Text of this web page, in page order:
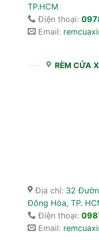
TP.HCM
Điện thoại:
Email:
RÈM CỬA
Địa chỉ: 32
Đông Hòa, TP.
Điện thoại:
Email: